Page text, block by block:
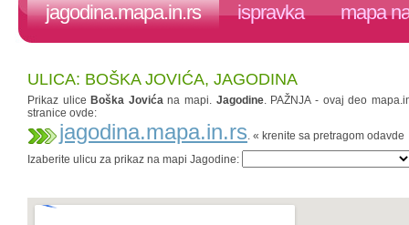
jagodina.mapa.in.rs ispravka mapa
ULICA: BOŠKA JOVIĆA, JAGODINA
Prikaz ulice Boška Jovićana mapi. Jagodine. PAŽNJA - ovaj deo
stranice ovde:
jagodina.mapa.in.rs. « krenite sa pretragom odavde
Izaberite ulicu za prikaz na mapi Jagodine: